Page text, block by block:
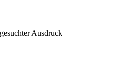
gesuchter Ausdruck